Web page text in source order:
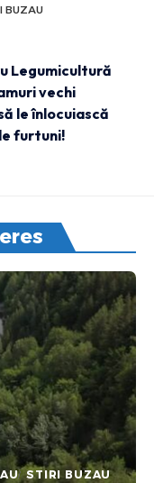
BUZAU
Legumicultură
vechi
le înlocuiască
furtuni!
STIRI BUZAU